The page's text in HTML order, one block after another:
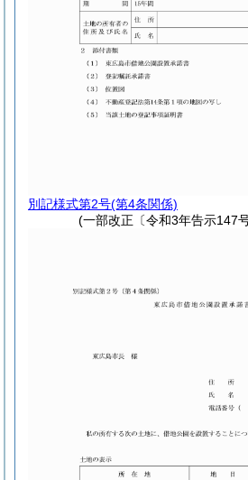
別記様式第2号(第4条関係)
(一部改正〔令和3年告示147